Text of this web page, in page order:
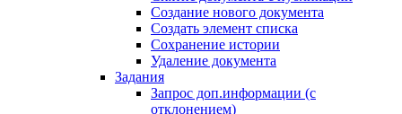
Создание нового документа
Создать элемент списка
Сохранение истории
Удаление документа
Задания
Запрос доп.информации (с
отклонением)